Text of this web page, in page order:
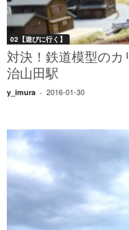
02【遊びに行く】
対決！鉄道模型のカ
治山田駅
y_imura - 2016-01-30